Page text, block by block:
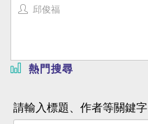
邱俊福
熱門搜尋
請輸入標題、作者等關鍵字